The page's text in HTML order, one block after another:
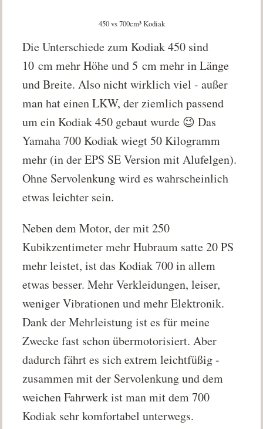
450 vs 700cm³ Kodiak
Die Unterschiede zum Kodiak 450 sind
10 cm mehr Höhe und 5 cm mehr in Länge
und Breite. Also nicht wirklich viel - außer
man hat einen LKW, der ziemlich passend
um ein Kodiak 450 gebaut wurde 😉 Das
Yamaha 700 Kodiak wiegt 50 Kilogramm
mehr (in der EPS SE Version mit Alufelgen).
Ohne Servolenkung wird es wahrscheinlich
etwas leichter sein.
Neben dem Motor, der mit 250
Kubikzentimeter mehr Hubraum satte 20 PS
mehr leistet, ist das Kodiak 700 in allem
etwas besser. Mehr Verkleidungen, leiser,
weniger Vibrationen und mehr Elektronik.
Dank der Mehrleistung ist es für meine
Zwecke fast schon übermotorisiert. Aber
dadurch fährt es sich extrem leichtfüßig -
zusammen mit der Servolenkung und dem
weichen Fahrwerk ist man mit dem 700
Kodiak sehr komfortabel unterwegs.